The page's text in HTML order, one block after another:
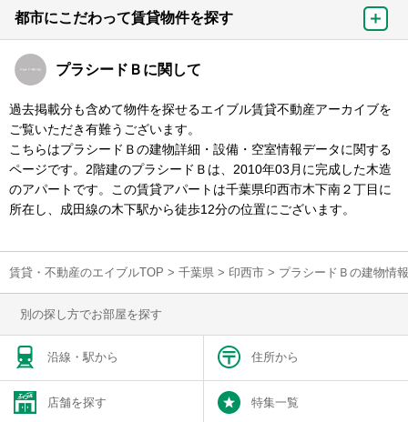
都市にこだわって賃貸物件を探す
プラシードＢに関して
過去掲載分も含めて物件を探せるエイブル賃貸不動産アーカイブを
ご覧いただき有難うございます。
こちらはプラシードＢの建物詳細・設備・空室情報データに関する
ページです。2階建のプラシードＢは、2010年03月に完成した木造
のアパートです。この賃貸アパートは千葉県印西市木下南２丁目に
所在し、成田線の木下駅から徒歩12分の位置にございます。
賃貸・不動産のエイブルTOP > 千葉県 > 印西市 > プラシードＢの建物情
別の探し方でお部屋を探す
沿線・駅から 住所から
店舗を探す 特集一覧